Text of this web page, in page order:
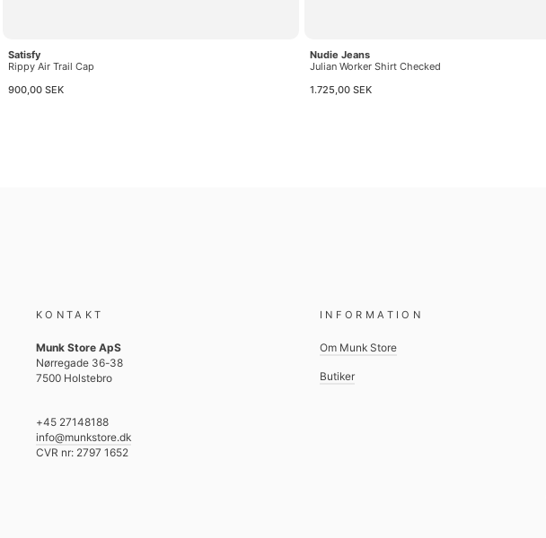
Satisfy
Rippy Air Trail Cap
900,00 SEK
Nudie Jeans
Julian Worker Shirt Checked
1.725,00 SEK
KONTAKT
Munk Store ApS
Nørregade 36-38
7500 Holstebro
+45 27148188
info@munkstore.dk
CVR nr: 2797 1652
INFORMATION
Om Munk Store
Butiker